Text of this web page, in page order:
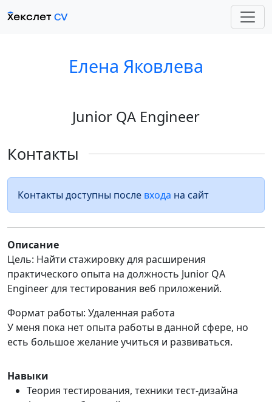
Елена Яковлева
Junior QA Engineer
Контакты
Контакты доступны после входа на сайт
Описание
Цель: Найти стажировку для расширения
практического опыта на должность Junior QA
Engineer для тестирования веб приложений.
Формат работы: Удаленная работа
У меня пока нет опыта работы в данной сфере, но
есть большое желание учиться и развиваться.
Навыки
Теория тестирования, техники тест-дизайна